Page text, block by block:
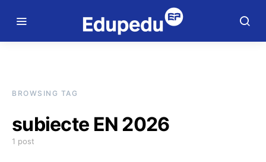
BROWSING TAG
subiecte EN 2026
1 post